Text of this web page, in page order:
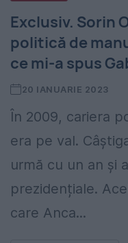
Exclusiv. Sorin
politică de
ce mi-a spus
20 IANUARIE 2023
În 2009, cariera
era pe val.
urmă cu un an și
prezidențiale.
care Anca...